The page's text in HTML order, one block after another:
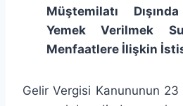
Müştemilatı
Yemek Verilmek
Menfaatlere İlişkin
Gelir Vergisi Kanununun